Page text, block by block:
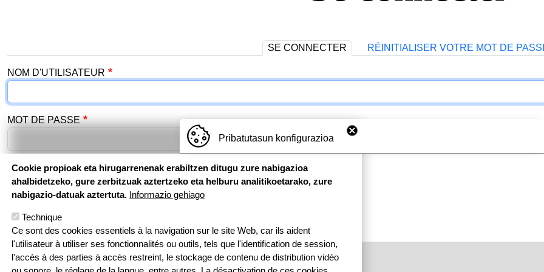
Onglets principaux SE CONNECTER RÉINITIALISER VOTRE MOT DE
NOM D'UTILISATEUR
MOT DE PASSE
Se connecter
Pribatutasun konfigurazioa
Cookie propioak eta hirugarrenenak erabiltzen ditugu zure nabigazioa
ahalbidetzeko, gure zerbitzuak aztertzeko eta helburu analitikoetarako, zure
nabigazio-datuak aztertuta. Informazio gehiago
Technique
Ce sont des cookies essentiels à la navigation sur le site Web, car ils aident
l'utilisateur à utiliser ses fonctionnalités ou outils, tels que l'identification de session,
l'accès à des parties à accès restreint, le stockage de contenu de distribution vidéo